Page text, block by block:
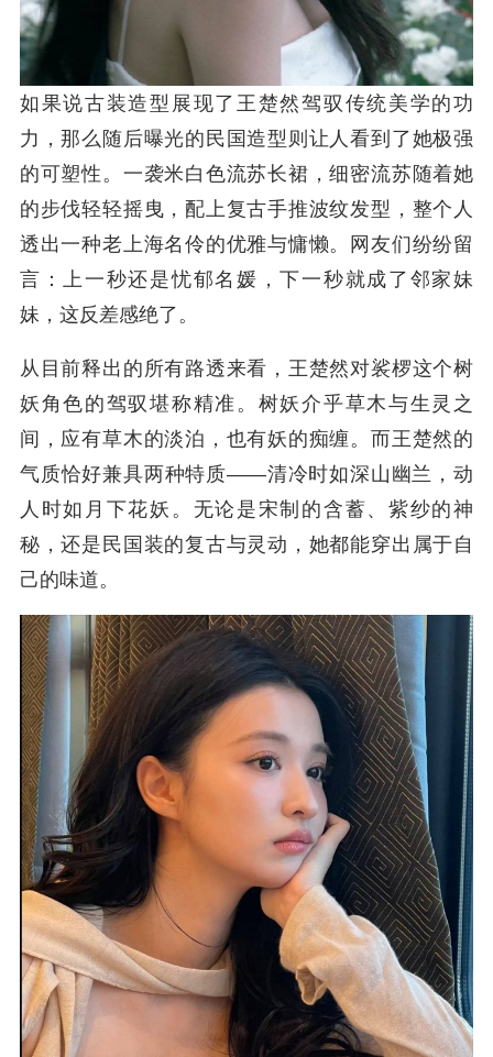
如果说古装造型展现了王楚然驾驭传统美学的功
力，那么随后曝光的民国造型则让人看到了她极强
的可塑性。一袭米白色流苏长裙，细密流苏随着她
的步伐轻轻摇曳，配上复古手推波纹发型，整个人
透出一种老上海名伶的优雅与慵懒。网友们纷纷留
言：上一秒还是忧郁名媛，下一秒就成了邻家妹
妹，这反差感绝了。
从目前释出的所有路透来看，王楚然对裟椤这个树
妖角色的驾驭堪称精准。树妖介乎草木与生灵之
间，应有草木的淡泊，也有妖的痴缠。而王楚然的
气质恰好兼具两种特质——清冷时如深山幽兰，动
人时如月下花妖。无论是宋制的含蓄、紫纱的神
秘，还是民国装的复古与灵动，她都能穿出属于自
己的味道。